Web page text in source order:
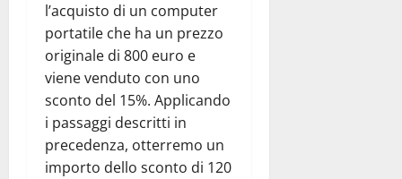
l’acquisto di un computer
portatile che ha un prezzo
originale di 800 euro e
viene venduto con uno
sconto del 15%. Applicando
i passaggi descritti in
precedenza, otterremo un
importo dello sconto di 120